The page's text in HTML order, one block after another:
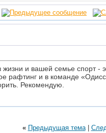
и вашей семье спорт -
рафтинг и в команде
Рекомендую.
« Предыдущая тема|